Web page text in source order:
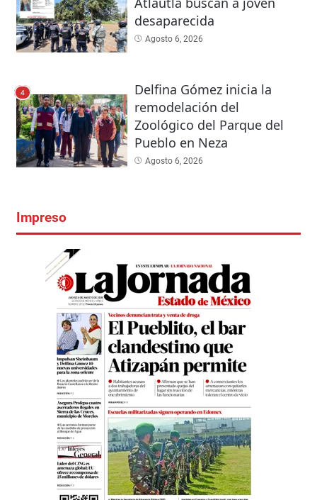
desaparecida
Agosto 6, 2026
4
Delfina Gómez inicia la
remodelación del
Zoológico del Parque del
Pueblo en Neza
Agosto 6, 2026
Impreso